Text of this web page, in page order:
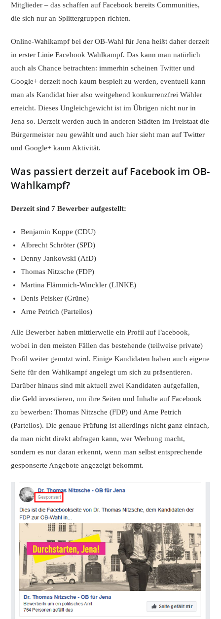
Mitglieder – das schaffen auf Facebook bereits Communities,
die sich nur an Splittergruppen richten.
Online-Wahlkampf bei der OB-Wahl für Jena heißt daher derzeit
in erster Linie Facebook Wahlkampf. Das kann man natürlich
auch als Chance betrachten: immerhin scheinen Twitter und
Google+ derzeit noch kaum bespielt zu werden, eventuell kann
man als Kandidat hier also weitgehend konkurrenzfrei Wähler
erreicht. Dieses Ungleichgewicht ist im Übrigen nicht nur in
Jena so. Derzeit werden auch in anderen Städten im Freistaat die
Bürgermeister neu gewählt und auch hier sieht man auf Twitter
und Google+ kaum Aktivität.
Was passiert derzeit auf Facebook im OB-
Wahlkampf?
Derzeit sind 7 Bewerber aufgestellt:
Benjamin Koppe (CDU)
Albrecht Schröter (SPD)
Denny Jankowski (AfD)
Thomas Nitzsche (FDP)
Martina Flämmich-Winckler (LINKE)
Denis Peisker (Grüne)
Arne Petrich (Parteilos)
Alle Bewerber haben mittlerweile ein Profil auf Facebook,
wobei in den meisten Fällen das bestehende (teilweise private)
Profil weiter genutzt wird. Einige Kandidaten haben auch eigene
Seite für den Wahlkampf angelegt um sich zu präsentieren.
Darüber hinaus sind mit aktuell zwei Kandidaten aufgefallen,
die Geld investieren, um ihre Seiten und Inhalte auf Facebook
zu bewerben: Thomas Nitzsche (FDP) und Arne Petrich
(Parteilos). Die genaue Prüfung ist allerdings nicht ganz einfach,
da man nicht direkt abfragen kann, wer Werbung macht,
sondern es nur daran erkennt, wenn man selbst entsprechende
gesponserte Angebote angezeigt bekommt.